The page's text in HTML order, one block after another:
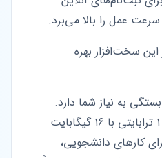
عمل را بالا می‌برد.
سخت‌افزار بهره
به نیاز شما دارد.
اگر عکاس هستید، مدل ۱ ترابایتی با ۱۶ گیگابایت
کارهای دانشجویی،